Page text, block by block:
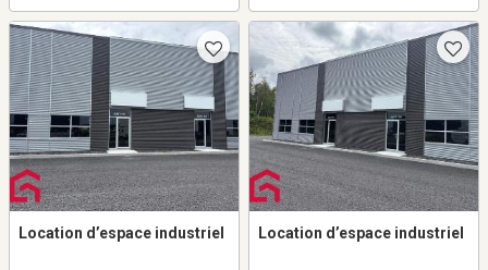
Location d’espace industriel Location d’espace industriel